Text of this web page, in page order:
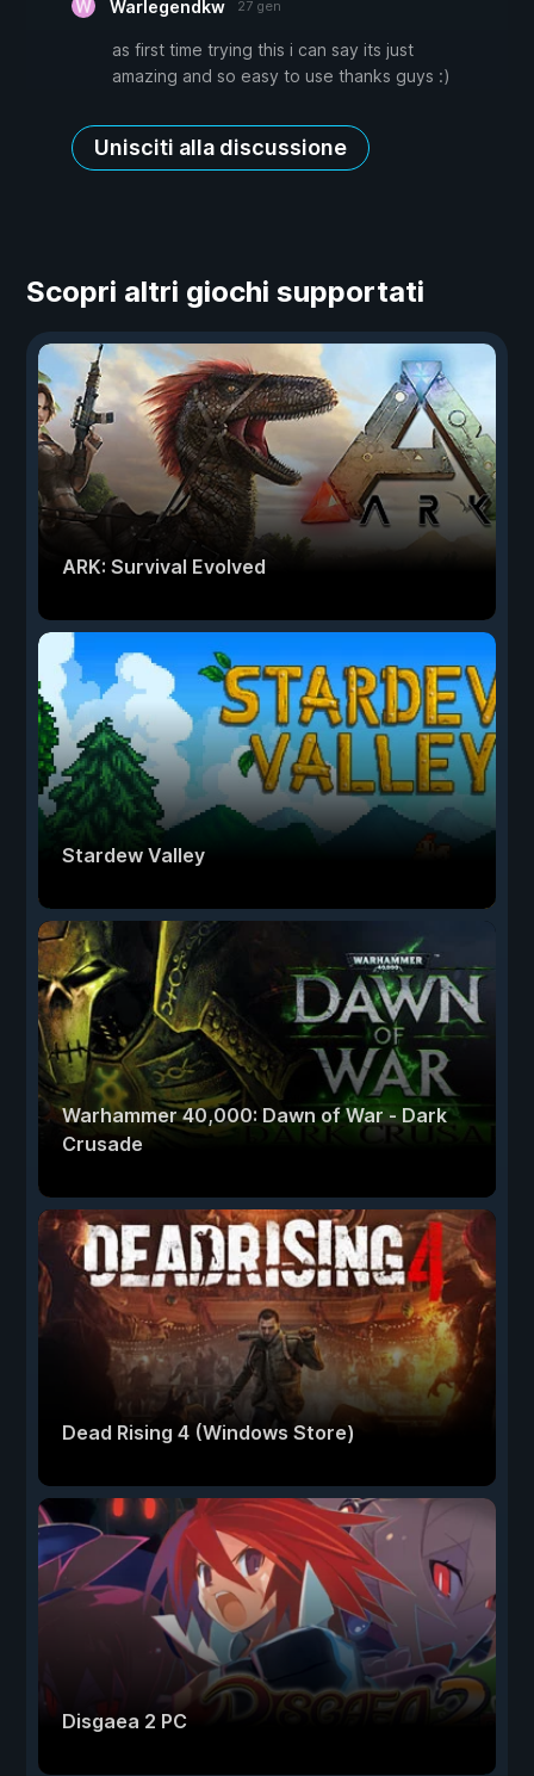
Warlegendkw 27 gen
as first time trying this i can say its just
amazing and so easy to use thanks guys :)
Unisciti alla discussione
Scopri altri giochi supportati
ARK: Survival Evolved
Stardew Valley
Warhammer 40,000: Dawn of War - Dark
Crusade
Dead Rising 4 (Windows Store)
Disgaea 2 PC